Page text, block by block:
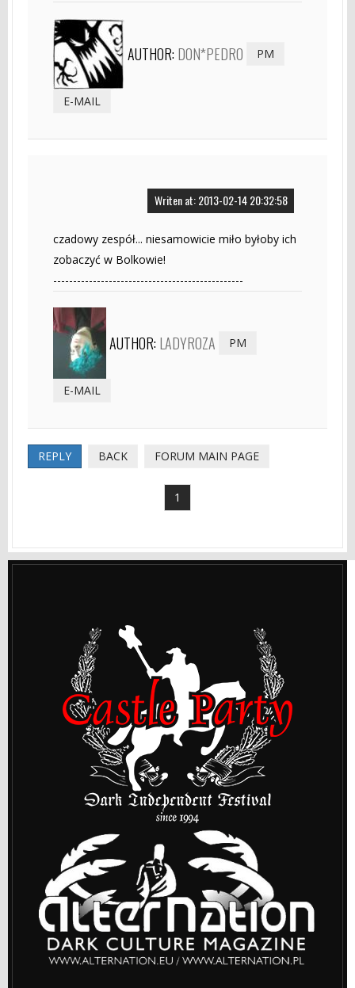
AUTHOR: DON*PEDRO PM
E-MAIL
Writen at: 2013-02-14 20:32:58
czadowy zespół... niesamowicie miło byłoby ich
zobaczyć w Bolkowie!
------------------------------------------------
AUTHOR: LADYROZA PM
E-MAIL
REPLY BACK FORUM MAIN PAGE
1